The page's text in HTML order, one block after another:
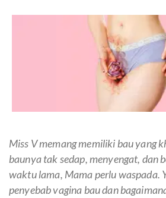
Miss V memang memiliki bau yang
baunya tak sedap, menyengat, dan
waktu lama, Mama perlu waspada.
penyebab vagina bau dan